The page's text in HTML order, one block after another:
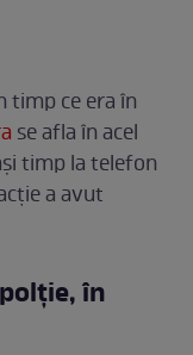
timp ce era în
se afla în acel
timp la telefon
a avut
în